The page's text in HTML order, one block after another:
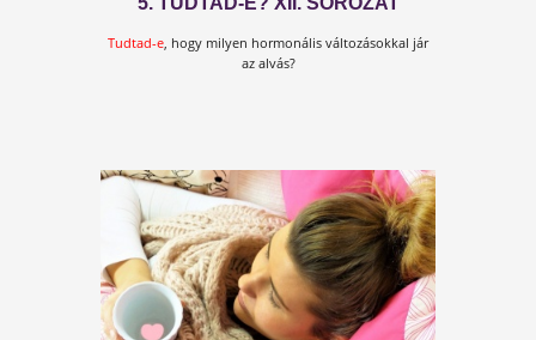
Megjelent a Testszerviz „Kulcs…” sorozat legújabb
darabja.